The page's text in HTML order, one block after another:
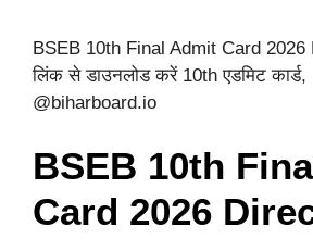
BSEB 10th Final Admit Card 2026
लिंक से डाउनलोड करें 10th एडमिट
@biharboard.io
BSEB 10th
Card 2026